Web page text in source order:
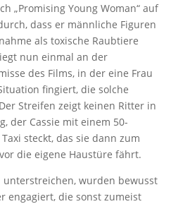
„Promising Young Woman“ auf
dass er männliche Figuren
als toxische Raubtiere
nun einmal an der
des Films, in der eine Frau
fingiert, die solche
Streifen zeigt keinen Ritter in
der Cassie mit einem 50-
steckt, das sie dann zum
die eigene Haustüre fährt.
unterstreichen, wurden bewusst
engagiert, die sonst zumeist